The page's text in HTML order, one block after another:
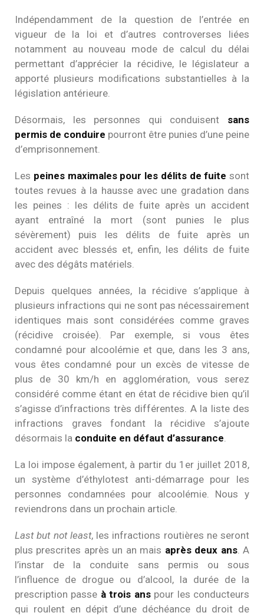
Indépendamment de la question de l’entrée en
vigueur de la loi et d’autres controverses liées
notamment au nouveau mode de calcul du délai
permettant d’apprécier la récidive, le législateur a
apporté plusieurs modifications substantielles à la
législation antérieure.
Désormais, les personnes qui conduisent sans
permis de conduire pourront être punies d’une peine
d’emprisonnement.
Les peines maximales pour les délits de fuite sont
toutes revues à la hausse avec une gradation dans
les peines : les délits de fuite après un accident
ayant entraîné la mort (sont punies le plus
sévèrement) puis les délits de fuite après un
accident avec blessés et, enfin, les délits de fuite
avec des dégâts matériels.
Depuis quelques années, la récidive s’applique à
plusieurs infractions qui ne sont pas nécessairement
identiques mais sont considérées comme graves
(récidive croisée). Par exemple, si vous êtes
condamné pour alcoolémie et que, dans les 3 ans,
vous êtes condamné pour un excès de vitesse de
plus de 30 km/h en agglomération, vous serez
considéré comme étant en état de récidive bien qu’il
s’agisse d’infractions très différentes. A la liste des
infractions graves fondant la récidive s’ajoute
désormais la conduite en défaut d’assurance.
La loi impose également, à partir du 1er juillet 2018,
un système d’éthylotest anti-démarrage pour les
personnes condamnées pour alcoolémie. Nous y
reviendrons dans un prochain article.
Last but not least, les infractions routières ne seront
plus prescrites après un an mais après deux ans. A
l’instar de la conduite sans permis ou sous
l’influence de drogue ou d’alcool, la durée de la
prescription passe à trois anspour les conducteurs
qui roulent en dépit d’une déchéance du droit de